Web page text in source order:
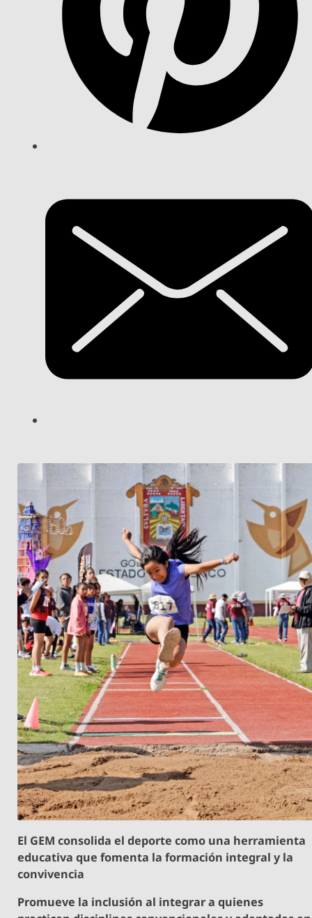
El GEM consolida el deporte como una herramienta
educativa que fomenta la formación integral y la
convivencia
Promueve la inclusión al integrar a quienes